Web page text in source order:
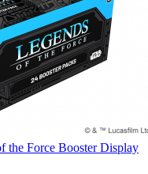
the Force Booster Display